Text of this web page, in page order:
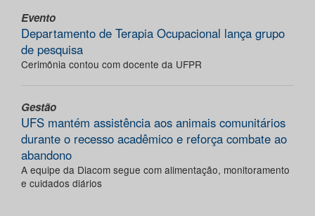
Evento
Departamento de Terapia Ocupacional lança grupo
de pesquisa
Cerimônia contou com docente da UFPR
Gestão
UFS mantém assistência aos animais comunitários
durante o recesso acadêmico e reforça combate ao
abandono
A equipe da Diacom segue com alimentação, monitoramento
e cuidados diários